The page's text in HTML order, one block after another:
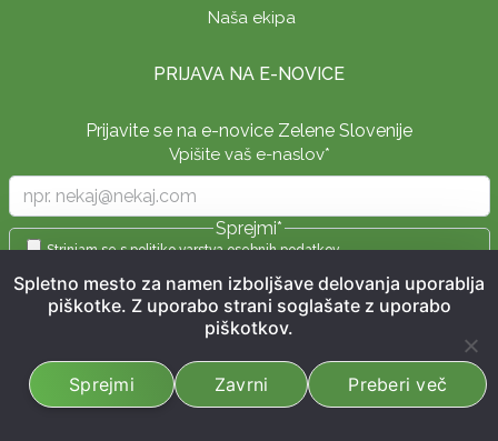
Naša ekipa
PRIJAVA NA E-NOVICE
Prijavite se na e-novice Zelene Slovenije
Vpišite vaš e-naslov*
Sprejmi*
Strinjam se spolitiko varstva osebnih podatkov
Prijavite se
Spletno mesto za namen izboljšave delovanja uporablja
piškotke. Z uporabo strani soglašate z uporabo
piškotkov.
Sprejmi Zavrni Preberi več